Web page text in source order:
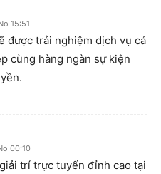
15:51
được trải nghiệm dịch vụ cá
cùng hàng ngàn sự kiện
00:10
trí trực tuyến đỉnh cao tại